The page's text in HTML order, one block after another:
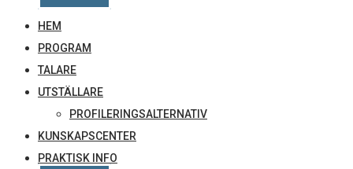
HEM
PROGRAM
TALARE
UTSTÄLLARE
PROFILERINGSALTERNATIV
KUNSKAPSCENTER
PRAKTISK INFO